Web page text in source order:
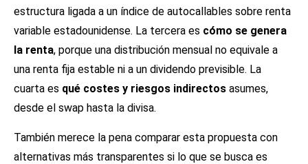
estructura ligada a un índice de autocallables sobre renta
variable estadounidense. La tercera es cómo se genera
la renta, porque una distribución mensual no equivale a
una renta fija estable ni a un dividendo previsible. La
cuarta es qué costes y riesgos indirectos asumes,
desde el swap hasta la divisa.
También merece la pena comparar esta propuesta con
alternativas más transparentes si lo que se busca es